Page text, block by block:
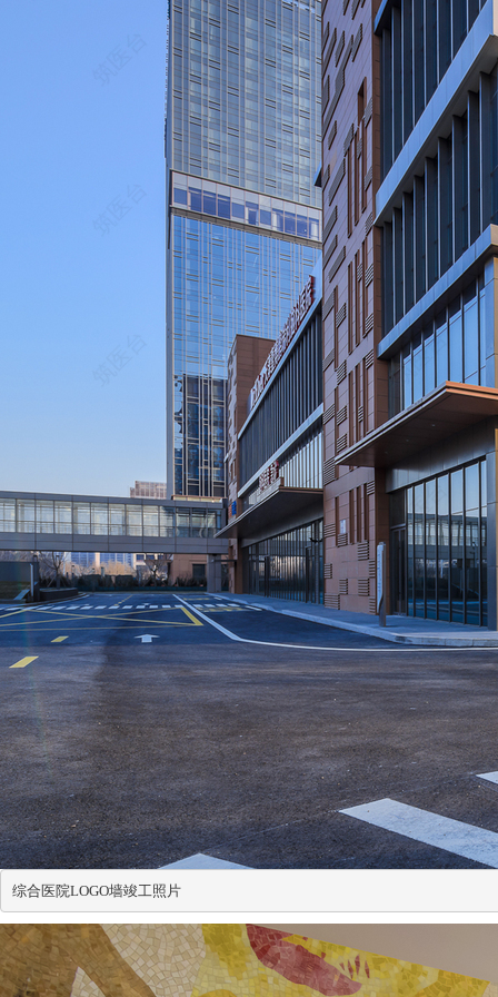
综合医院LOGO墙竣工照片